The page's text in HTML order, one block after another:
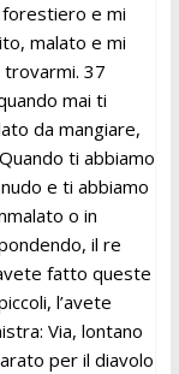
e mi
malato e mi
37
mai ti
da mangiare,
ti abbiamo
e ti abbiamo
o in
il re
fatto queste
l’avete
Via, lontano
per il diavolo